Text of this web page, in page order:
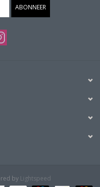
ABONNEER
by Lightspeed